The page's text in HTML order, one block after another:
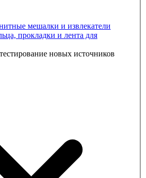
мешалки и извлекатели
прокладки и лента для
новых источников